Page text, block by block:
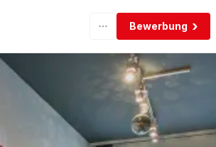
Bewerbung